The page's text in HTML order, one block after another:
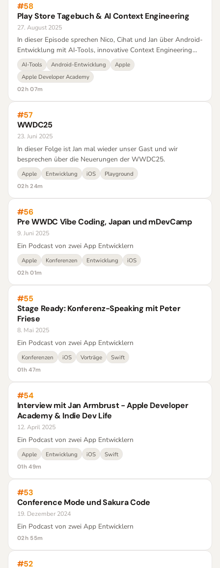
#58
Play Store Tagebuch & AI Context Engineering
27. August 2025
In dieser Episode sprechen Nico, Cihat und Jan über Android-
Entwicklung mit AI-Tools, innovative Context Engineering
Workflows für KI und Marken-Schutzstrategien für Indie-
Apps.
AI-Tools Android-Entwicklung
Apple
Apple Developer Academy
02h 07m
#57
WWDC25
23. Juni 2025
In dieser Folge ist Jan mal wieder unser Gast und wir
besprechen über die Neuerungen der WWDC25.
Apple Entwicklung iOS Playground
02h 24m
#56
Pre WWDC Vibe Coding, Japan und mDevCamp
9. Juni 2025
Ein Podcast von zwei App Entwicklern
Apple Konferenzen Entwicklung iOS
02h 01m
#55
Stage Ready: Konferenz-Speaking mit Peter
Friese
8. Mai 2025
Ein Podcast von zwei App Entwicklern
Konferenzen iOS Vorträge Swift
01h 47m
#54
Interview mit Jan Armbrust - Apple Developer
Academy & Indie Dev Life
12. April 2025
Ein Podcast von zwei App Entwicklern
Apple Entwicklung iOS Swift
01h 49m
#53
Conference Mode und Sakura Code
19. Dezember 2024
Ein Podcast von zwei App Entwicklern
02h 55m
#52